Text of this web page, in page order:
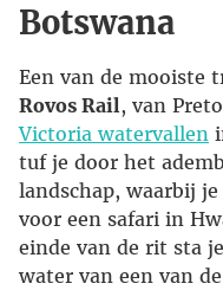
Botswana
Een van de mooiste
Rovos Rail, van
Victoria watervallen
tuf je door het
landschap, waarbij
voor een safari in
einde van de rit sta
water van een van